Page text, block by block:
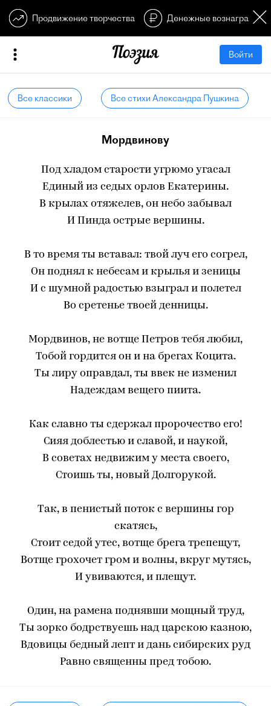
Продвижение творчества Денежные
Войти
Все классики Все стихи Александра Пушкина
Мордвинову
Под хладом старости угрюмо угасал
Единый из седых орлов Екатерины.
В крылах отяжелев, он небо забывал
И Пинда острые вершины.
В то время ты вставал: твой луч его согрел,
Он поднял к небесам и крылья и зеницы
И с шумной радостью взыграл и полетел
Во сретенье твоей денницы.
Мордвинов, не вотще Петров тебя любил,
Тобой гордится он и на брегах Коцита.
Ты лиру оправдал, ты ввек не изменил
Надеждам вещего пиита.
Как славно ты сдержал пророчество его!
Сияя доблестью и славой, и наукой,
В советах недвижим у места своего,
Стоишь ты, новый Долгорукой.
Так, в пенистый поток с вершины гор
скатясь,
Стоит седой утес, вотще брега трепещут,
Вотще грохочет гром и волны, вкруг мутясь,
И увиваются, и плещут.
Один, на рамена поднявши мощный труд,
Ты зорко бодрствуешь над царскою казною,
Вдовицы бедный лепт и дань сибирских руд
Равно священны пред тобою.